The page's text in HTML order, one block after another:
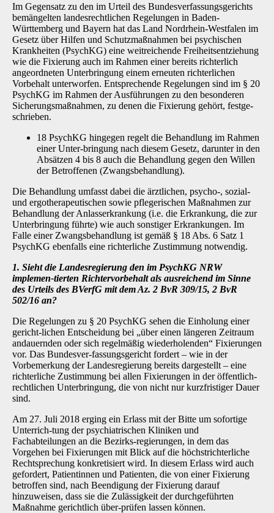
Im Gegensatz zu den im Urteil des Bundesverfassungsgerichts
bemängelten landesrechtlichen Regelungen in Baden-
Württemberg und Bayern hat das Land Nordrhein-Westfalen im
Gesetz über Hilfen und Schutzmaßnahmen bei psychischen
Krankheiten (PsychKG) eine weitreichende Freiheitsentziehung
wie die Fixierung auch im Rahmen einer bereits richterlich
angeordneten Unterbringung einem erneuten richterlichen
Vorbehalt unterworfen. Entsprechende Regelungen sind im § 20
PsychKG im Rahmen der Ausführungen zu den besonderen
Sicherungsmaßnahmen, zu denen die Fixierung gehört, festge-
schrieben.
18 PsychKG hingegen regelt die Behandlung im Rahmen
einer Unter-bringung nach diesem Gesetz, darunter in den
Absätzen 4 bis 8 auch die Behandlung gegen den Willen
der Betroffenen (Zwangsbehandlung).
Die Behandlung umfasst dabei die ärztlichen, psycho-, sozial-
und ergotherapeutischen sowie pflegerischen Maßnahmen zur
Behandlung der Anlasserkrankung (i.e. die Erkrankung, die zur
Unterbringung führte) wie auch sonstiger Erkrankungen. Im
Falle einer Zwangsbehandlung ist gemäß § 18 Abs. 6 Satz 1
PsychKG ebenfalls eine richterliche Zustimmung notwendig.
1. Sieht die Landesregierung den im PsychKG NRW
implemen-tierten Richtervorbehalt als ausreichend im Sinne
des Urteils des BVerfG mit dem Az. 2 BvR 309/15, 2 BvR
502/16 an?
Die Regelungen zu § 20 PsychKG sehen die Einholung einer
gericht-lichen Entscheidung bei „über einen längeren Zeitraum
andauernden oder sich regelmäßig wiederholenden“ Fixierungen
vor. Das Bundesver-fassungsgericht fordert – wie in der
Vorbemerkung der Landesregierung bereits dargestellt – eine
richterliche Zustimmung bei allen Fixierungen in der öffentlich-
rechtlichen Unterbringung, die von nicht nur kurzfristiger Dauer
sind.
Am 27. Juli 2018 erging ein Erlass mit der Bitte um sofortige
Unterrich-tung der psychiatrischen Kliniken und
Fachabteilungen an die Bezirks-regierungen, in dem das
Vorgehen bei Fixierungen mit Blick auf die höchstrichterliche
Rechtsprechung konkretisiert wird. In diesem Erlass wird auch
gefordert, Patientinnen und Patienten, die von einer Fixierung
betroffen sind, nach Beendigung der Fixierung darauf
hinzuweisen, dass sie die Zulässigkeit der durchgeführten
Maßnahme gerichtlich über-prüfen lassen können.